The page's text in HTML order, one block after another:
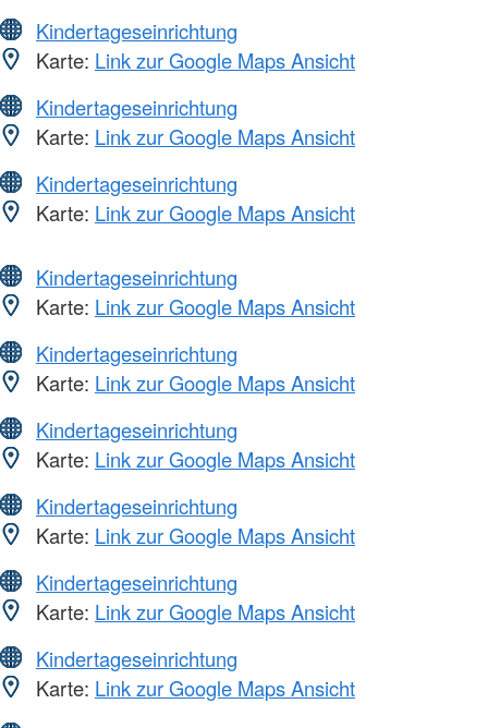
Kindertageseinrichtung
Karte: Link zur Google Maps Ansicht
Kindertageseinrichtung
Karte: Link zur Google Maps Ansicht
Kindertageseinrichtung
Karte: Link zur Google Maps Ansicht
Kindertageseinrichtung
Karte: Link zur Google Maps Ansicht
Kindertageseinrichtung
Karte: Link zur Google Maps Ansicht
Kindertageseinrichtung
Karte: Link zur Google Maps Ansicht
Kindertageseinrichtung
Karte: Link zur Google Maps Ansicht
Kindertageseinrichtung
Karte: Link zur Google Maps Ansicht
Kindertageseinrichtung
Karte: Link zur Google Maps Ansicht